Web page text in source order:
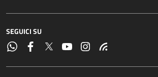
SEGUICI SU